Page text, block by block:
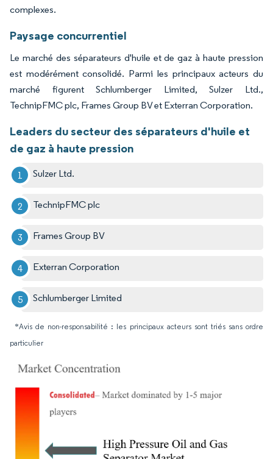
complexes.
Paysage concurrentiel
Le marché des séparateurs d'huile et de gaz à haute pression
est modérément consolidé. Parmi les principaux acteurs du
marché figurent Schlumberger Limited, Sulzer Ltd.,
TechnipFMC plc, Frames Group BV et Exterran Corporation.
Leaders du secteur des séparateurs d'huile et
de gaz à haute pression
Sulzer Ltd.
TechnipFMC plc
Frames Group BV
Exterran Corporation
Schlumberger Limited
*Avis de non-responsabilité : les principaux acteurs sont triés sans ordre
particulier